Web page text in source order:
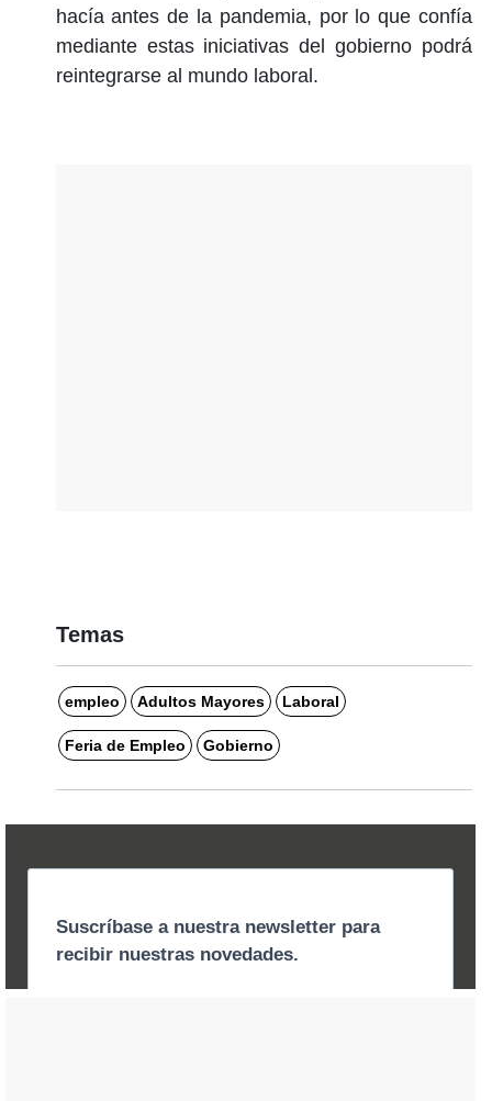
hacía antes de la pandemia, por lo que confía
mediante estas iniciativas del gobierno podrá
reintegrarse al mundo laboral.
Temas
empleo Adultos Mayores Laboral
Feria de Empleo Gobierno